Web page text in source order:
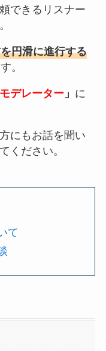
できるリスナー
円滑に進行する
。
デレーター」 に
にもお話を聞い
ください。
て